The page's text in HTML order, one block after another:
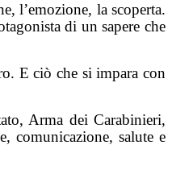
l’emozione, la scoperta.
di un sapere che
E ciò che si impara con
Arma dei Carabinieri,
comunicazione, salute e